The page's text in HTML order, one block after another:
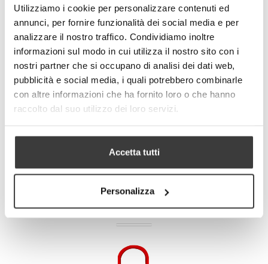
Utilizziamo i cookie per personalizzare contenuti ed
annunci, per fornire funzionalità dei social media e per
analizzare il nostro traffico. Condividiamo inoltre
informazioni sul modo in cui utilizza il nostro sito con i
nostri partner che si occupano di analisi dei dati web,
pubblicità e social media, i quali potrebbero combinarle
con altre informazioni che ha fornito loro o che hanno
raccolto dal suo utilizzo dei loro servizi.
Accetta tutti
Personalizza
Tweet
Share
Google+
Pinterest
PIU' INFORMAZIONI
DETTAGLI TECNICI
PRODOTTI CORRELATI